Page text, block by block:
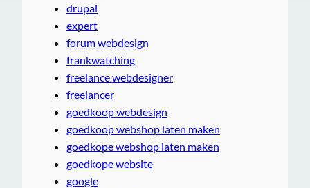
drupal
expert
forum webdesign
frankwatching
freelance webdesigner
freelancer
goedkoop webdesign
goedkoop webshop laten maken
goedkope webshop laten maken
goedkope website
google